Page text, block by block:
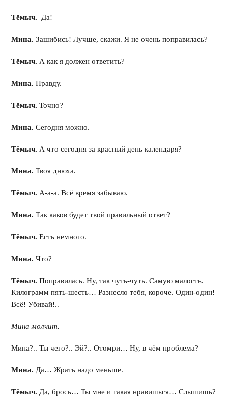
Тёмыч. Да!
Мина. Зашибись! Лучше, скажи. Я не очень поправилась?
Тёмыч. А как я должен ответить?
Мина. Правду.
Тёмыч. Точно?
Мина. Сегодня можно.
Тёмыч. А что сегодня за красный день календаря?
Мина. Твоя днюха.
Тёмыч. А-а-а. Всё время забываю.
Мина. Так каков будет твой правильный ответ?
Тёмыч. Есть немного.
Мина. Что?
Тёмыч. Поправилась. Ну, так чуть-чуть. Самую малость.
Килограмм пять-шесть… Разнесло тебя, короче. Один-один!
Всё! Убивай!..
Мина молчит.
Мина?.. Ты чего?.. Эй?.. Отомри… Ну, в чём проблема?
Мина. Да… Жрать надо меньше.
Тёмыч. Да, брось… Ты мне и такая нравишься… Слышишь?